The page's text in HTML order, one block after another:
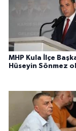
MHP Kula İlçe
Hüseyin Sönmez